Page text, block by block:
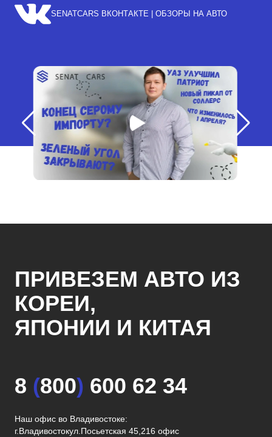
SENATCARS ВКОНТАКТЕ | ОБЗОРЫ НА АВТО
ПРИВЕЗЕМ АВТО ИЗ
КОРЕИ,
ЯПОНИИ И КИТАЯ
8 (800) 600 62 34
Наш офис во Владивостоке:
г.Владивостокул.Посьетская 45,216 офис